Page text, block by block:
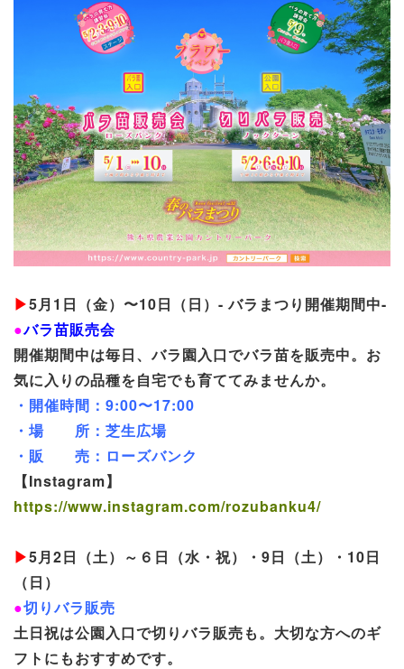
▶5月1日（金）〜10日（日）- バラまつり開催期間中-
●バラ苗販売会
開催期間中は毎日、バラ園入口でバラ苗を販売中。お
気に入りの品種を自宅でも育ててみませんか。
・開催時間：9:00〜17:00
・場 所：芝生広場
・販 売：ローズバンク
【Instagram】
https://www.instagram.com/rozubanku4/
▶5月2日（土）～６日（水・祝）・9日（土）・10日
（日）
●切りバラ販売
土日祝は公園入口で切りバラ販売も。大切な方へのギ
フトにもおすすめです。